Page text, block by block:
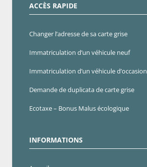
ACCÈS RAPIDE
Changer l’adresse de sa carte grise
Immatriculation d’un véhicule neuf
Immatriculation d’un véhicule d’occasion
Demande de duplicata de carte grise
Ecotaxe – Bonus Malus écologique
INFORMATIONS